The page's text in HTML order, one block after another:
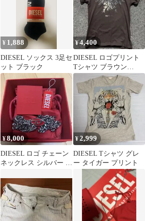
¥ 1,888
DIESEL ソックス 3足セ
ット ブラック
¥4,400
DIESEL ロゴプリント
Tシャツ ブラウン
Marchive
¥8,000
DIESEL ロゴ チェーン
ネックレス シルバー レ
¥2,999
DIESEL Tシャツ グレ
ー タイガー プリント